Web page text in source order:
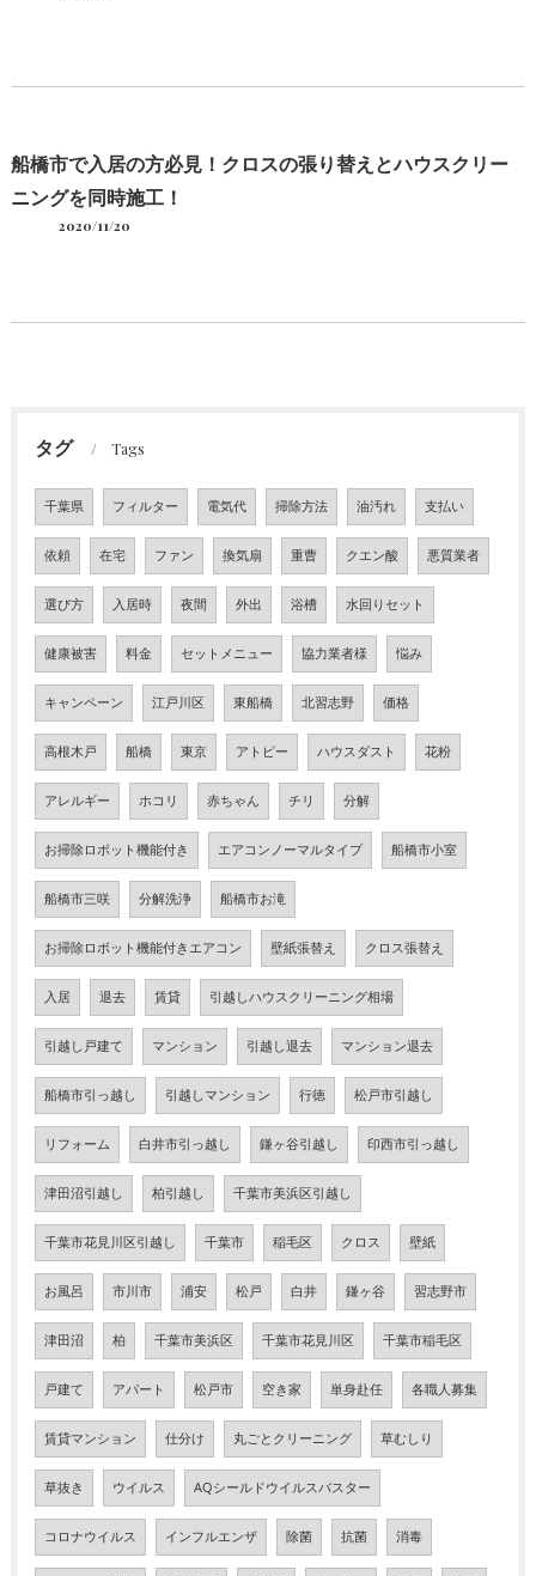
船橋市で入居の方必見！クロスの張り替えとハウスクリー
ニングを同時施工！
2020/11/20
タグ Tags
千葉県 フィルター 電気代 掃除方法 油汚れ 支払い
依頼 在宅 ファン 換気扇 重曹 クエン酸 悪質業者
選び方 入居時 夜間 外出 浴槽 水回りセット
健康被害 料金 セットメニュー 協力業者様 悩み
キャンペーン 江戸川区 東船橋 北習志野 価格
高根木戸 船橋 東京 アトピー ハウスダスト 花粉
アレルギー ホコリ 赤ちゃん チリ 分解
お掃除ロボット機能付き エアコンノーマルタイプ 船橋市小室
船橋市三咲 分解洗浄 船橋市お滝
お掃除ロボット機能付きエアコン 壁紙張替え クロス張替え
入居 退去 賃貸 引越しハウスクリーニング相場
引越し戸建て マンション 引越し退去 マンション退去
船橋市引っ越し 引越しマンション 行徳 松戸市引越し
リフォーム 白井市引っ越し 鎌ヶ谷引越し 印西市引っ越し
津田沼引越し 柏引越し 千葉市美浜区引越し
千葉市花見川区引越し 千葉市 稲毛区 クロス 壁紙
お風呂 市川市 浦安 松戸 白井 鎌ヶ谷 習志野市
津田沼 柏 千葉市美浜区 千葉市花見川区 千葉市稲毛区
戸建て アパート 松戸市 空き家 単身赴任 各職人募集
賃貸マンション 仕分け 丸ごとクリーニング 草むしり
草抜き ウイルス AQシールドウイルスバスター
コロナウイルス インフルエンザ 除菌 抗菌 消毒